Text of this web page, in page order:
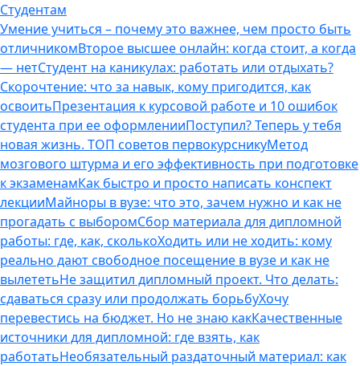
Студентам
Умение учиться – почему это важнее, чем просто быть
отличникомВторое высшее онлайн: когда стоит, а когда
— нетСтудент на каникулах: работать или отдыхать?
Скорочтение: что за навык, кому пригодится, как
освоитьПрезентация к курсовой работе и 10 ошибок
студента при ее оформленииПоступил? Теперь у тебя
новая жизнь. ТОП советов первокурсникуМетод
мозгового штурма и его эффективность при подготовке
к экзаменамКак быстро и просто написать конспект
лекцииМайноры в вузе: что это, зачем нужно и как не
прогадать с выборомСбор материала для дипломной
работы: где, как, сколькоХодить или не ходить: кому
реально дают свободное посещение в вузе и как не
вылететьНе защитил дипломный проект. Что делать:
сдаваться сразу или продолжать борьбуХочу
перевестись на бюджет. Но не знаю какКачественные
источники для дипломной: где взять, как
работатьНеобязательный раздаточный материал: как